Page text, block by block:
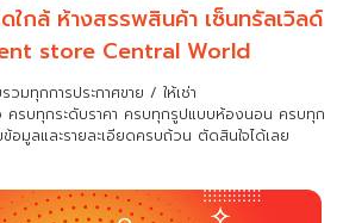
ใกล้ ห้างสรรพสินค้า เซ็นทรัลเวิลด์
store Central World
รวมทุกการประกาศขาย / ให้เช่า
ครบทุกระดับราคา ครบทุกรูปแบบห้องนอน ครบทุก
อมูลและรายละเอียดครบถ้วน ตัดสินใจได้เลย